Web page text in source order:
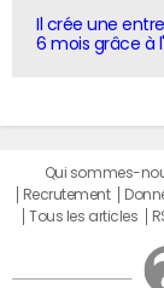
Il crée une
6 mois grâce à
Qui sommes-
Recrutement
Tous les articles